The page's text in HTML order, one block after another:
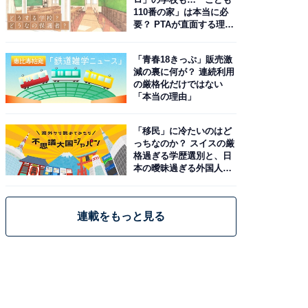
110番の家」は本当に必
要？ PTAが直面する理想
「青春18きっぷ」販売激
減の裏に何が？ 連続利用
の厳格化だけではない
「本当の理由」
「移民」に冷たいのはど
っちなのか？ スイスの厳
格過ぎる学歴選別と、日
本の曖昧過ぎる外国人政
連載をもっと見る